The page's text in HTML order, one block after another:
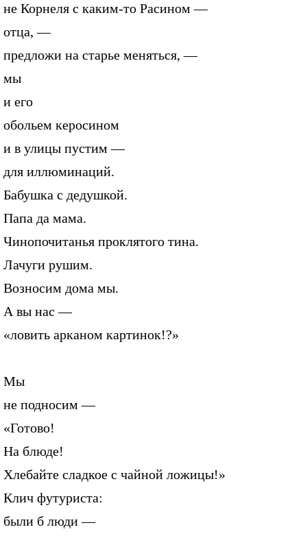
не Корнеля с каким-то Расином —
отца, —
предложи на старье меняться, —
мы
и его
обольем керосином
и в улицы пустим —
для иллюминаций.
Бабушка с дедушкой.
Папа да мама.
Чинопочитанья проклятого тина.
Лачуги рушим.
Возносим дома мы.
А вы нас —
«ловить арканом картинок!?»
Мы
не подносим —
«Готово!
На блюде!
Хлебайте сладкое с чайной ложицы!»
Клич футуриста:
были б люди —